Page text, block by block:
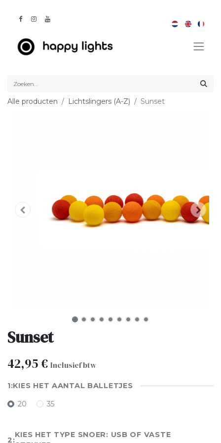
Alle producten Lichtslingers (A-Z) Sunset
Sunset
42,95€ Inclusief btw
KIES HET AANTAL BALLETJES
20 35
KIES HET TYPE SNOER: USB OF VASTE